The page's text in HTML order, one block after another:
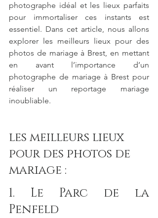
photographe idéal et les lieux parfaits
pour immortaliser ces instants est
essentiel. Dans cet article, nous allons
explorer les meilleurs lieux pour des
photos de mariage à Brest, en mettant
en avant l’importance d’un
photographe de mariage à Brest pour
réaliser un reportage mariage
inoubliable.
les meilleurs lieux
pour des photos de
mariage :
1. Le Parc de la
Penfeld